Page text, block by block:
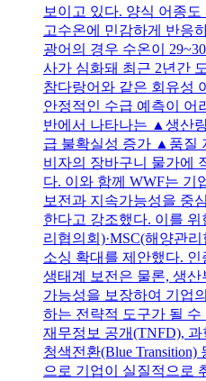
보이고 있다. 양식 어종
고수온에 민감하게 반응
광어의 경우 수온이
사가 심화돼 최근 2년간
참다랑어와 같은 회유성
안정적인 수급 예측이 어
반에서 나타나는 ▲생산
급 불확실성 증가 ▲품질
비자의 장바구니 물가에
다. 이와 함께 WWF는 기
보전과 지속가능성을 중
한다고 강조했다. 이를
리협의회)·MSC(해양관
소싱 확대를 제안했다.
생태계 보전은 물론, 생
가능성을 보장하여 기업
하는 전략적 도구가 될
재무정보 공개(TNFD),
청색전환(Blue
으로 기업이 실질적으로